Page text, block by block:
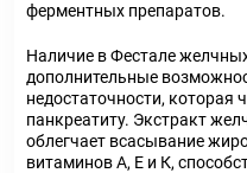
ферментных препаратов.
Наличие в Фестале
дополнительные
недостаточности, которая
панкреатиту. Экстракт
облегчает всасывание
витаминов А, Е и К,